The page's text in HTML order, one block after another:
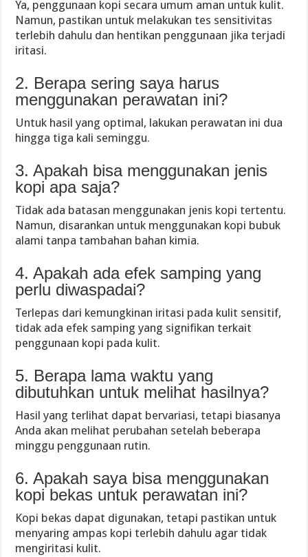
Ya, penggunaan kopi secara umum aman untuk kulit.
Namun, pastikan untuk melakukan tes sensitivitas
terlebih dahulu dan hentikan penggunaan jika terjadi
iritasi.
2. Berapa sering saya harus
menggunakan perawatan ini?
Untuk hasil yang optimal, lakukan perawatan ini dua
hingga tiga kali seminggu.
3. Apakah bisa menggunakan jenis
kopi apa saja?
Tidak ada batasan menggunakan jenis kopi tertentu.
Namun, disarankan untuk menggunakan kopi bubuk
alami tanpa tambahan bahan kimia.
4. Apakah ada efek samping yang
perlu diwaspadai?
Terlepas dari kemungkinan iritasi pada kulit sensitif,
tidak ada efek samping yang signifikan terkait
penggunaan kopi pada kulit.
5. Berapa lama waktu yang
dibutuhkan untuk melihat hasilnya?
Hasil yang terlihat dapat bervariasi, tetapi biasanya
Anda akan melihat perubahan setelah beberapa
minggu penggunaan rutin.
6. Apakah saya bisa menggunakan
kopi bekas untuk perawatan ini?
Kopi bekas dapat digunakan, tetapi pastikan untuk
menyaring ampas kopi terlebih dahulu agar tidak
mengiritasi kulit.